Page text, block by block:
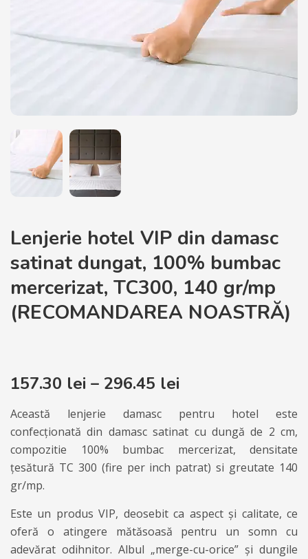
Lenjerie hotel VIP din damasc
satinat dungat, 100% bumbac
mercerizat, TC300, 140 gr/mp
(RECOMANDAREA NOASTRĂ)
157.30 lei – 296.45 lei
Această lenjerie damasc pentru hotel este
confecționată din damasc satinat cu dungă de 2 cm,
compozitie 100% bumbac mercerizat, densitate
țesătură TC 300 (fire per inch patrat) si greutate 140
gr/mp.
Este un produs VIP, deosebit ca aspect și calitate, ce
oferă o atingere mătăsoasă pentru un somn cu
adevărat odihnitor. Albul „merge-cu-orice” și dungile